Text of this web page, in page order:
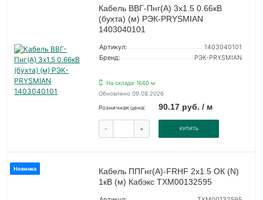
Кабель ВВГ-Пнг(А) 3х1.5 0.66кВ
(бухта) (м) РЭК-PRYSMIAN
1403040101
Артикул:
1403040101
Бренд:
РЭК-PRYSMIAN
На складе 1660 м
Обновлено 09.08.2026
Розничная цена: 90.17 руб. / м
- + КУПИТЬ
Новинка
Кабель ППГнг(А)-FRHF 2х1.5 ОК (N)
1кВ (м) Кабэкс ТХМ00132595